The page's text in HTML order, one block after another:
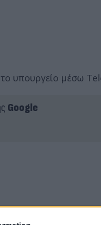
το υπουργείο μέσω
Google